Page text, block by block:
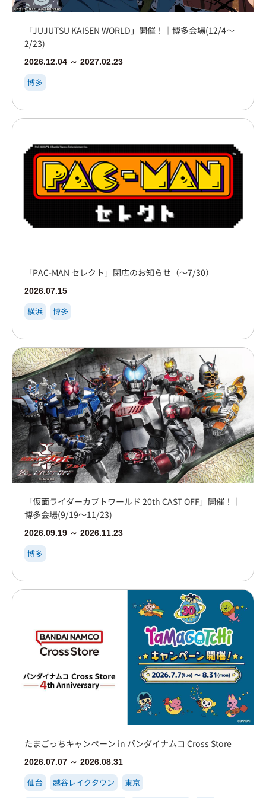
「JUJUTSU KAISEN WORLD」開催！｜博多会場(12/4～
2/23)
2026.12.04 ～ 2027.02.23
博多
「PAC-MAN セレクト」閉店のお知らせ（～7/30）
2026.07.15
横浜 博多
「仮面ライダーカブトワールド 20th CAST OFF」開催！｜
博多会場(9/19～11/23)
2026.09.19 ～ 2026.11.23
博多
たまごっちキャンペーン in バンダイナムコ Cross Store
2026.07.07 ～ 2026.08.31
仙台 越谷レイクタウン
東京